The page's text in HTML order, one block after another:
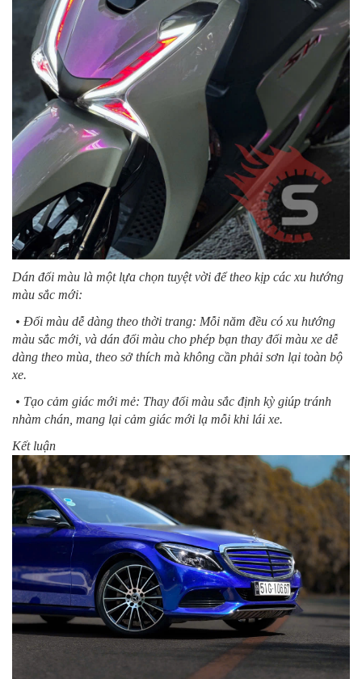
Dán đổi màu là một lựa chọn tuyệt vời để theo kịp các xu hướng
màu sắc mới:
• Đổi màu dễ dàng theo thời trang: Mỗi năm đều có xu hướng
màu sắc mới, và dán đổi màu cho phép bạn thay đổi màu xe dễ
dàng theo mùa, theo sở thích mà không cần phải sơn lại toàn bộ
xe.
• Tạo cảm giác mới mẻ: Thay đổi màu sắc định kỳ giúp tránh
nhàm chán, mang lại cảm giác mới lạ mỗi khi lái xe.
Kết luận